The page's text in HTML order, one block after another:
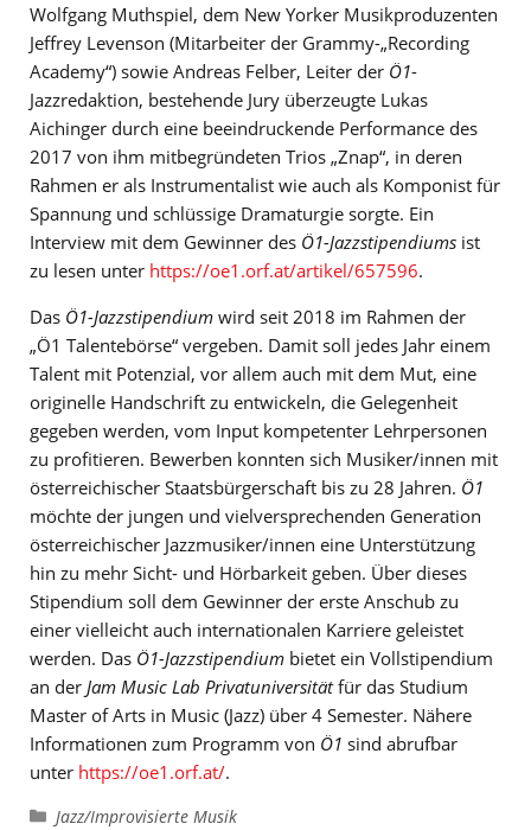
Wolfgang Muthspiel, dem New Yorker Musikproduzenten
Jeffrey Levenson (Mitarbeiter der Grammy-„Recording
Academy“) sowie Andreas Felber, Leiter der Ö1-
Jazzredaktion, bestehende Jury überzeugte Lukas
Aichinger durch eine beeindruckende Performance des
2017 von ihm mitbegründeten Trios „Znap“, in deren
Rahmen er als Instrumentalist wie auch als Komponist für
Spannung und schlüssige Dramaturgie sorgte. Ein
Interview mit dem Gewinner des Ö1-Jazzstipendiums ist
zu lesen unter https://oe1.orf.at/artikel/657596.
Das Ö1-Jazzstipendium wird seit 2018 im Rahmen der
„Ö1 Talentebörse“ vergeben. Damit soll jedes Jahr einem
Talent mit Potenzial, vor allem auch mit dem Mut, eine
originelle Handschrift zu entwickeln, die Gelegenheit
gegeben werden, vom Input kompetenter Lehrpersonen
zu profitieren. Bewerben konnten sich Musiker/innen mit
österreichischer Staatsbürgerschaft bis zu 28 Jahren. Ö1
möchte der jungen und vielversprechenden Generation
österreichischer Jazzmusiker/innen eine Unterstützung
hin zu mehr Sicht- und Hörbarkeit geben. Über dieses
Stipendium soll dem Gewinner der erste Anschub zu
einer vielleicht auch internationalen Karriere geleistet
werden. Das Ö1-Jazzstipendium bietet ein Vollstipendium
an der Jam Music Lab Privatuniversitätfür das Studium
Master of Arts in Music (Jazz) über 4 Semester. Nähere
Informationen zum Programm von Ö1 sind abrufbar
unter https://oe1.orf.at/.
Kategorien
Jazz/Improvisierte Musik